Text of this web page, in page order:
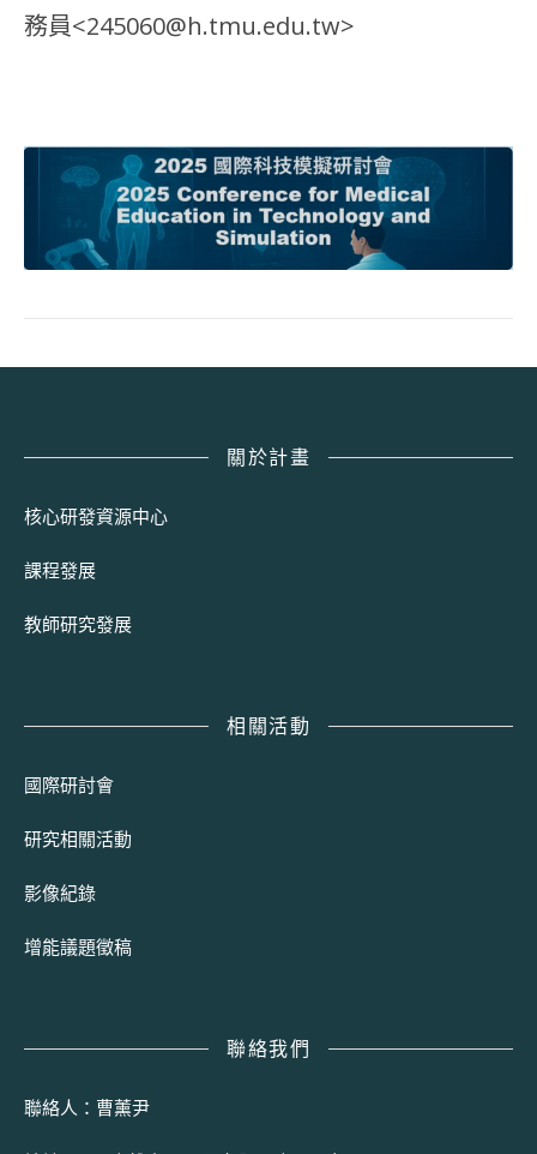
務員<245060@h.tmu.edu.tw>
關於計畫
核心研發資源中心
課程發展
教師研究發展
相關活動
國際研討會
研究相關活動
影像紀錄
增能議題徵稿
聯絡我們
聯絡人：曹薰尹